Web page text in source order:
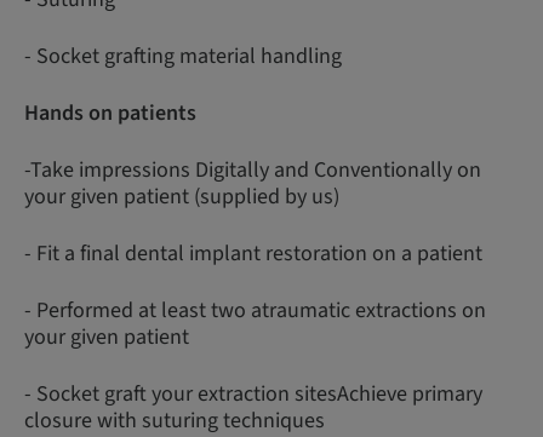
- Socket grafting material handling
Hands on patients
-Take impressions Digitally and Conventionally on
your given patient (supplied by us)
- Fit a final dental implant restoration on a patient
- Performed at least two atraumatic extractions on
your given patient
- Socket graft your extraction sitesAchieve primary
closure with suturing techniques